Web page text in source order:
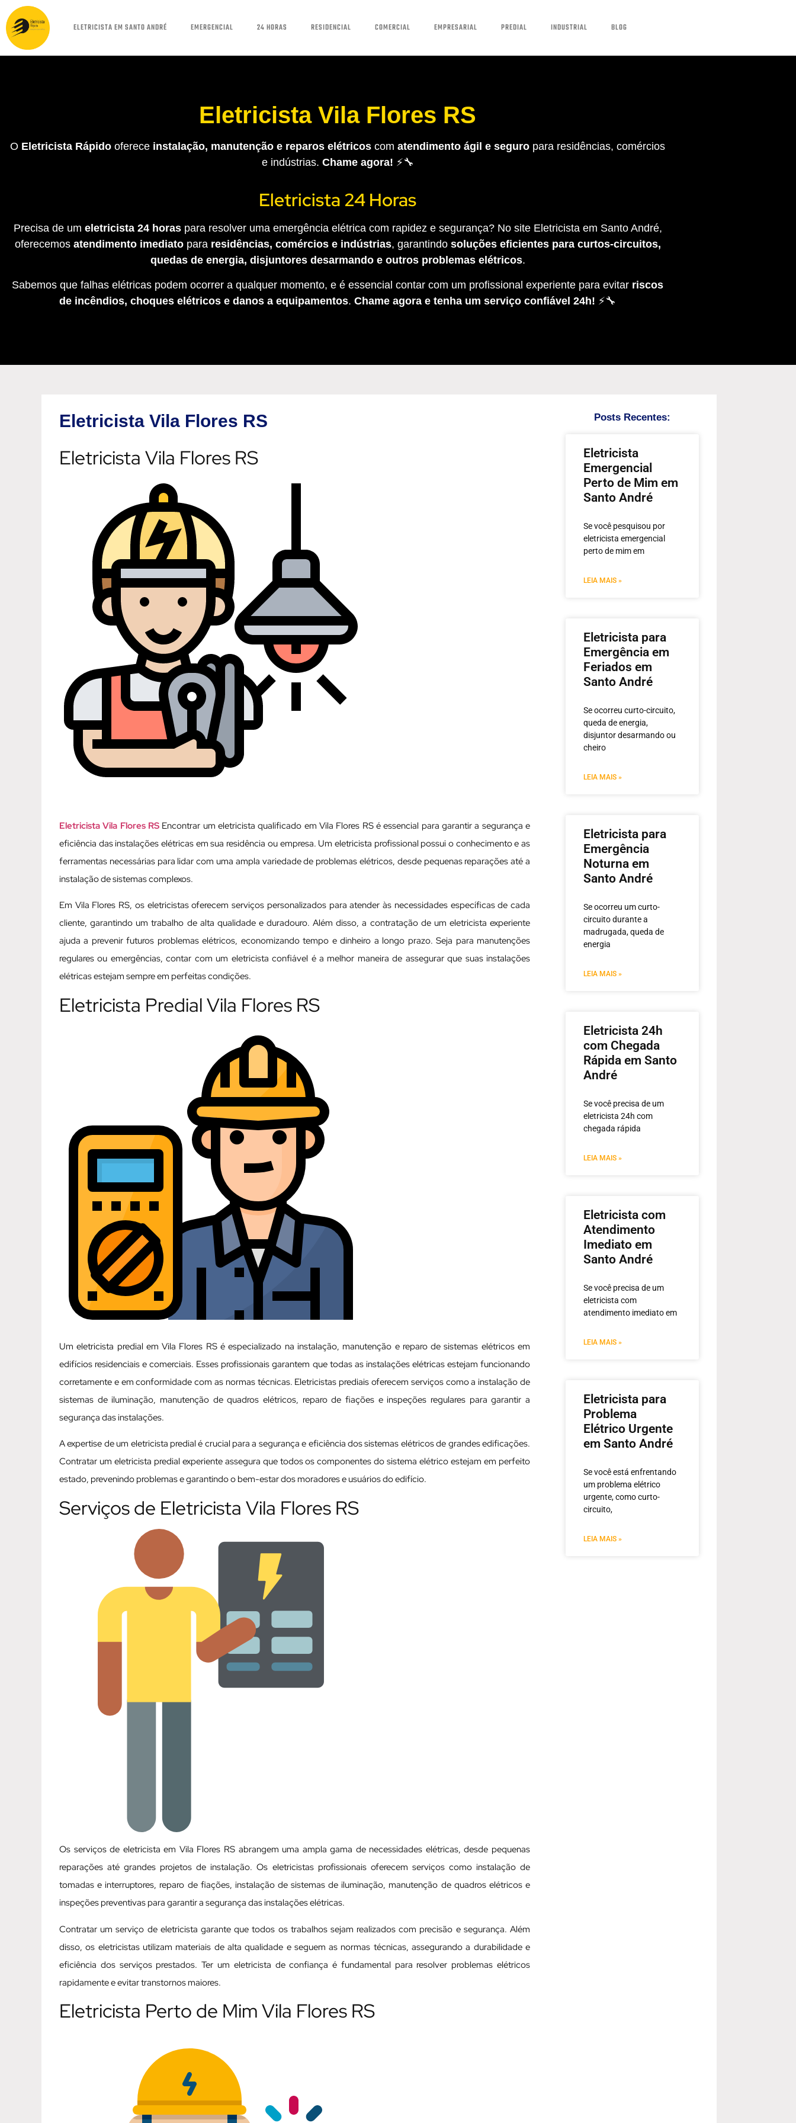
ELETRICISTA EM SANTO ANDRÉ EMERGENCIAL 24 HORAS RESIDENCIAL COMERCIAL EMPRESARIAL PREDIAL INDUSTRIAL BLOG
Eletricista Vila Flores RS
O Eletricista Rápido oferece instalação, manutenção e reparos elétricos com atendimento ágil e seguro para residências, comércios
e indústrias. Chame agora! ⚡🔧
Eletricista 24 Horas
Precisa de um eletricista 24 horaspara resolver uma emergência elétrica com rapidez e segurança? No site Eletricista em Santo André,
oferecemos atendimento imediatopara residências, comércios e indústrias, garantindo soluções eficientes para curtos-circuitos,
quedas de energia, disjuntores desarmando e outros problemas elétricos.
Sabemos que falhas elétricas podem ocorrer a qualquer momento, e é essencial contar com um profissional experiente para evitar riscos
de incêndios, choques elétricos e danos a equipamentos. Chame agora e tenha um serviço confiável 24h! ⚡🔧
Eletricista Vila Flores RS
Eletricista Vila Flores RS
Eletricista Vila Flores RS Encontrar um eletricista qualificado em Vila Flores RS é essencial para garantir a segurança e
eficiência das instalações elétricas em sua residência ou empresa. Um eletricista profissional possui o conhecimento e as
ferramentas necessárias para lidar com uma ampla variedade de problemas elétricos, desde pequenas reparações até a
instalação de sistemas complexos.
Em Vila Flores RS, os eletricistas oferecem serviços personalizados para atender às necessidades específicas de cada
cliente, garantindo um trabalho de alta qualidade e duradouro. Além disso, a contratação de um eletricista experiente
ajuda a prevenir futuros problemas elétricos, economizando tempo e dinheiro a longo prazo. Seja para manutenções
regulares ou emergências, contar com um eletricista confiável é a melhor maneira de assegurar que suas instalações
elétricas estejam sempre em perfeitas condições.
Eletricista Predial Vila Flores RS
Um eletricista predial em Vila Flores RS é especializado na instalação, manutenção e reparo de sistemas elétricos em
edifícios residenciais e comerciais. Esses profissionais garantem que todas as instalações elétricas estejam funcionando
corretamente e em conformidade com as normas técnicas. Eletricistas prediais oferecem serviços como a instalação de
sistemas de iluminação, manutenção de quadros elétricos, reparo de fiações e inspeções regulares para garantir a
segurança das instalações.
A expertise de um eletricista predial é crucial para a segurança e eficiência dos sistemas elétricos de grandes edificações.
Contratar um eletricista predial experiente assegura que todos os componentes do sistema elétrico estejam em perfeito
estado, prevenindo problemas e garantindo o bem-estar dos moradores e usuários do edifício.
Serviços de Eletricista Vila Flores RS
Os serviços de eletricista em Vila Flores RS abrangem uma ampla gama de necessidades elétricas, desde pequenas
reparações até grandes projetos de instalação. Os eletricistas profissionais oferecem serviços como instalação de
tomadas e interruptores, reparo de fiações, instalação de sistemas de iluminação, manutenção de quadros elétricos e
inspeções preventivas para garantir a segurança das instalações elétricas.
Contratar um serviço de eletricista garante que todos os trabalhos sejam realizados com precisão e segurança. Além
disso, os eletricistas utilizam materiais de alta qualidade e seguem as normas técnicas, assegurando a durabilidade e
eficiência dos serviços prestados. Ter um eletricista de confiança é fundamental para resolver problemas elétricos
rapidamente e evitar transtornos maiores.
Eletricista Perto de Mim Vila Flores RS
Posts Recentes:
Eletricista
Emergencial
Perto de Mim em
Santo André
Se você pesquisou por
eletricista emergencial
perto de mim em
LEIA MAIS »
Eletricista para
Emergência em
Feriados em
Santo André
Se ocorreu curto-circuito,
queda de energia,
disjuntor desarmando ou
cheiro
LEIA MAIS »
Eletricista para
Emergência
Noturna em
Santo André
Se ocorreu um curto-
circuito durante a
madrugada, queda de
energia
LEIA MAIS »
Eletricista 24h
com Chegada
Rápida em Santo
André
Se você precisa de um
eletricista 24h com
chegada rápida
LEIA MAIS »
Eletricista com
Atendimento
Imediato em
Santo André
Se você precisa de um
eletricista com
atendimento imediato em
LEIA MAIS »
Eletricista para
Problema
Elétrico Urgente
em Santo André
Se você está enfrentando
um problema elétrico
urgente, como curto-
circuito,
LEIA MAIS »